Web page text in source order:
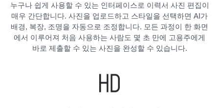
누구나 쉽게 사용할 수 있는 인터페이스로 이력서 사진 편집이
매우 간단합니다. 사진을 업로드하고 스타일을 선택하면 AI가
배경, 복장, 조명을 자동으로 조정합니다. 모든 과정이 한 화면
에서 이루어져 처음 사용하는 사람도 몇 초 만에 고용주에게
바로 제출할 수 있는 사진을 완성할 수 있습니다.